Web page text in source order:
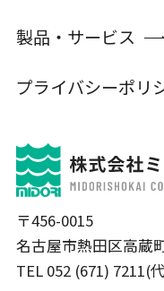
〒456-0015
名古屋市熱田区高蔵
TEL 052 (671) 7211(
製品・サービス
プライバシーポリ